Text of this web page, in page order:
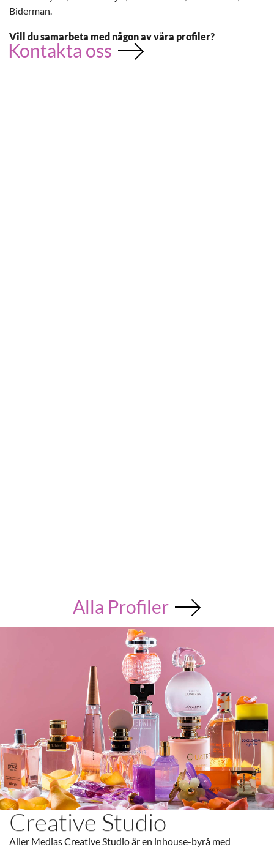
Biderman.
Vill du samarbeta med någon av våra profiler?
Kontakta oss
Alla Profiler
Creative Studio
Aller Medias Creative Studio är en inhouse-byrå med